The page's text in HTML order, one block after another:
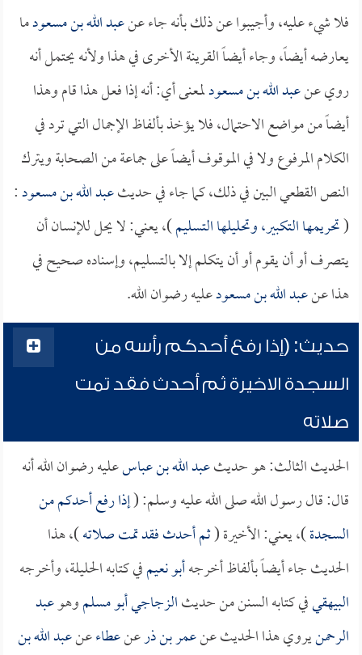
فلا شيء عليه، وأجيبوا عن ذلك بأنه جاء عنعبد الله بن مسعودما
يعارضه أيضاً، وجاء أيضاً القرينة الأخرى في هذا ولأنه يحتمل أنه
روي عنعبد الله بن مسعودلمعنى أي: أنه إذا فعل هذا قام وهذا
أيضاً من مواضع الاحتمال، فلا يؤخذ بألفاظ الإجمال التي ترد في
الكلام المرفوع ولا في الموقوف أيضاً على جماعة من الصحابة ويترك
النص القطعي البين في ذلك، كما جاء في حديثعبد الله بن مسعود:
(تحريمها التكبير، وتحليلها التسليم)، يعني: لا يحل للإنسان أن
يتصرف أو أن يقوم أو أن يتكلم إلا بالتسليم، وإسناده صحيح في
هذا عنعبد الله بن مسعودعليه رضوان الله.
حديث: (إذا رفع أحدكم رأسه من
السجدة الاخيرة ثم أحدث فقد تمت
صلاته
الحديث الثالث: هو حديثعبد الله بن عباسعليه رضوان الله أنه
قال: قال رسول الله صلى الله عليه وسلم: (إذا رفع أحدكم من
السجدة)، يعني: الأخيرة (ثم أحدث فقد تمت صلاته)، هذا
الحديث جاء أيضاً بألفاظ أخرجهأبو نعيمفي كتابه الحليلة، وأخرجه
البيهقيفي كتابه السنن من حديثالزجاجي أبو مسلموهوعبد
الرحمنيروي هذا الحديث عنعمر بن ذرعنعطاءعنعبد الله بن